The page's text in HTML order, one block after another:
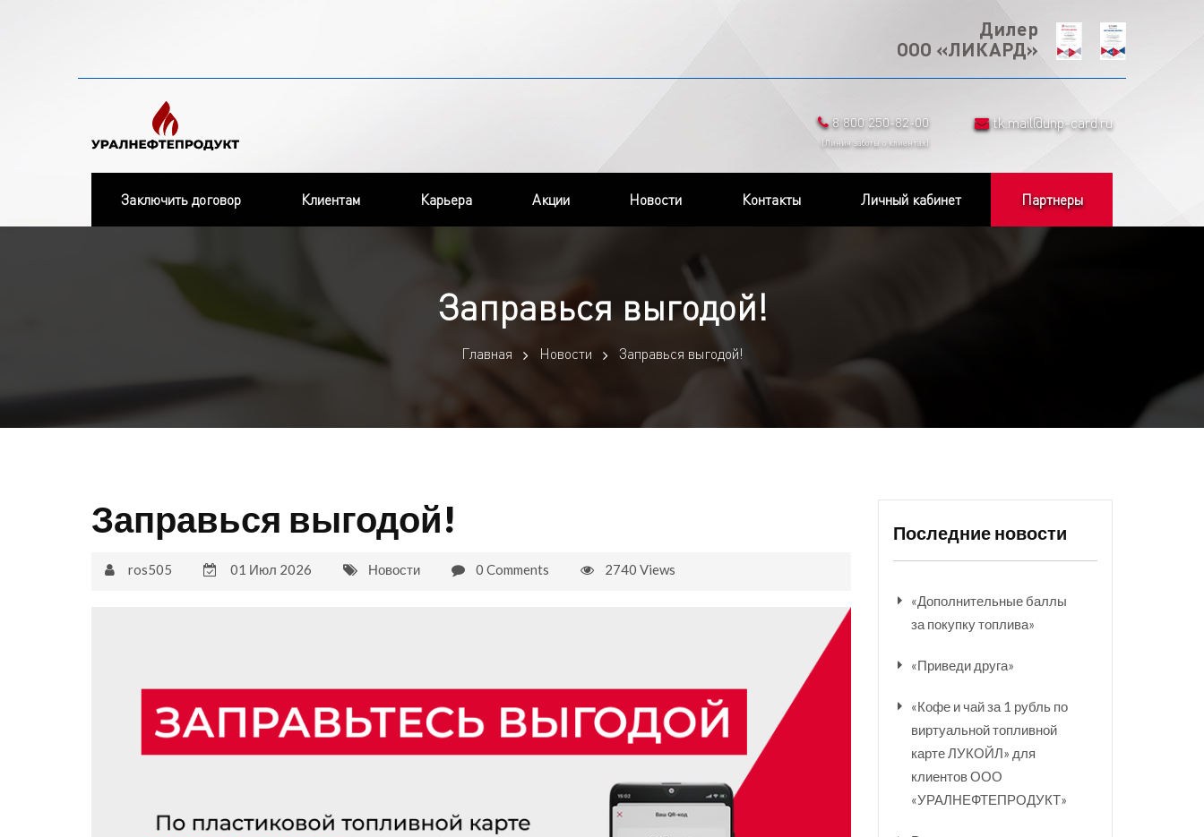
Дилер
ООО «ЛИКАРД»
8 800 250-82-00
(Линия заботы о клиентах)
tk.mail@unp-card.ru
Заключить договор Клиентам Карьера Акции Новости Контакты Личный кабинет Партнеры
Заправься выгодой!
Главная Новости Заправься выгодой!
Заправься выгодой!
ros505 01 Июл 2026 Новости 0 Comments 2740 Views
Последние новости
«Дополнительные баллы
за покупку топлива»
«Приведи друга»
«Кофе и чай за 1 рубль по
виртуальной топливной
карте ЛУКОЙЛ» для
клиентов ООО
«УРАЛНЕФТЕПРОДУКТ»